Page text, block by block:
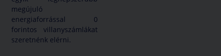
megújuló
energiaforrással 0
forintos villanyszámlákat
szeretnénk elérni.